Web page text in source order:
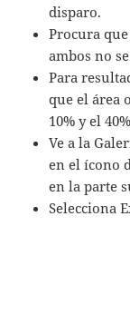
disparo.​
Procura
ambos no
Para
que el área
10% y el
Ve a la
en el ícono
en la parte
Selecciona